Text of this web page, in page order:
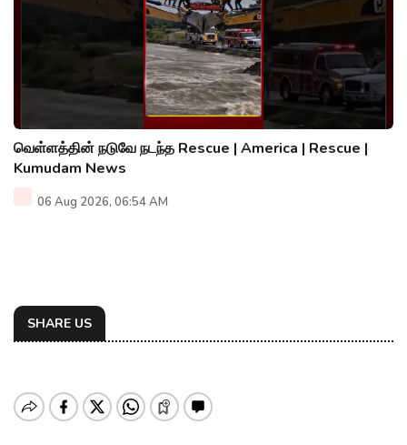
வெள்ளத்தின் நடுவே நடந்த Rescue | America | Rescue |
Kumudam News
06 Aug 2026, 06:54 AM
SHARE US